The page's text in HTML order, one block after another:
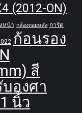
(2012-ON)
หน้า กล้องถอยหลัง การ์ด
ก้อนรอง
สี
องศา
นิ้ว